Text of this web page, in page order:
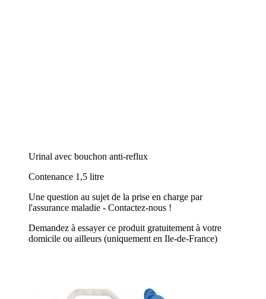
Urinal avec bouchon anti-reflux
Contenance 1,5 litre
Une question au sujet de la prise en charge par
l'assurance maladie - Contactez-nous !
Demandez à essayer ce produit gratuitement à votre
domicile ou ailleurs (uniquement en Ile-de-France)